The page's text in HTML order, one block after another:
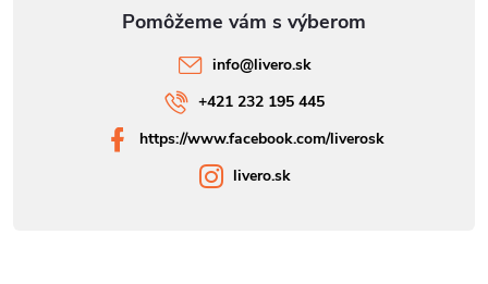
info@livero.sk
+421 232 195 445
https://www.facebook.com/liverosk
livero.sk